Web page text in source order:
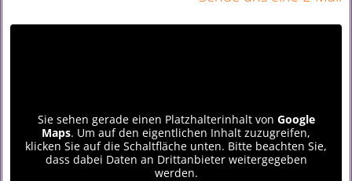
Sie sehen gerade einen Platzhalterinhalt von Google
Maps. Um auf den eigentlichen Inhalt zuzugreifen,
klicken Sie auf die Schaltfläche unten. Bitte beachten Sie,
dass dabei Daten an Drittanbieter weitergegeben
werden.